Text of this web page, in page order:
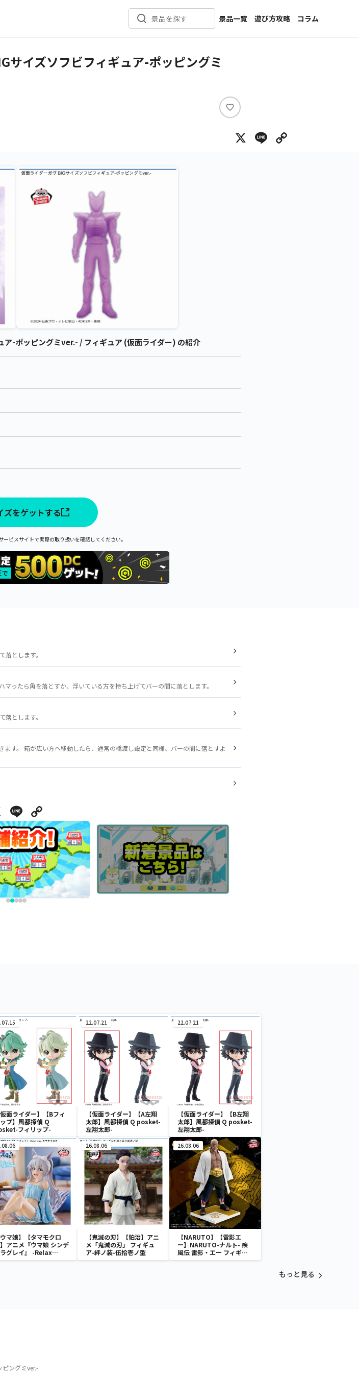
景品を探す
景品一覧
新着景品
遊び方攻略
コラム
インタビュー
サイズソフビフィギュア-ポッピングミ
い
ね
X Line
ア-ポッピングミver.- / フィギュア (仮面ライダー) の紹介
ズをゲットする
ビスサイトで実際の取り扱いを確認してください。
とします。
ったら角を落とすか、浮いている方を持ち上げてバーの間に落とします。
とします。
す。 箱が広い方へ移動したら、通常の橋渡し設定と同様、バーの間に落とすよ
X Line
仮面ライダー】【Bフィ
プ】風都探偵 Q
フィリップ-
22.07.21
【仮面ライダー】【A左翔
太郎】風都探偵 Q posket-
左翔太郎-
22.07.21
【仮面ライダー】【B左翔
太郎】風都探偵 Q posket-
左翔太郎-
ウマ娘】【タマモクロ
アニメ『ウマ娘 シンデ
グレイ』 -Relax
タマモクロス
26.08.06
【鬼滅の刃】【狛治】アニ
メ「鬼滅の刃」 フィギュ
ア-絆ノ装-伍拾壱ノ型
26.08.06
【NARUTO】【雷影エ
ー】NARUTO-ナルト- 疾
風伝 雷影・エー フィギュ
ア～五影集結…!!～
もっと見る
ピングミver.-